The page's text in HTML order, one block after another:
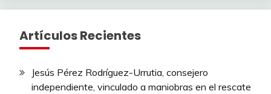
Artículos Recientes
Jesús Pérez Rodríguez-Urrutia, consejero
independiente, vinculado a maniobras en el rescate